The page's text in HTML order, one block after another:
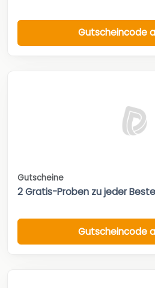
Gutscheincode
Gutscheine
2 Gratis-Proben zu jeder
Gutscheincode